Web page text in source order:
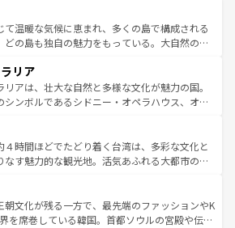
無料で観光を楽しむこともできる。 なお、新
情報はコンテンツ一覧 を参照してほしい。
大都市は、観光、ショッピング、エンターテイ
詰まった刺激的なスポットだ。一方、アメリカ
自然が広がり、グランドキャニオンやイエロー
オーリンズでは、音楽と美食が融合した独特の
。旅行者はアメリカの各地域で異なる魅力を楽
、その多様性と豊かな歴史を感じることができ
のスタイルだ。 なお、新着のアメリカ
テンツ一覧を参照してほしい。
て温暖な気候に恵まれ、多くの島で構成される
どの島も独自の魅力をもっている。大自然の神
逃せない。また、定番の観光地といえばオアフ
かな自然を求めるならマウイ島やカウアイ島が
エメラルドグリーンに輝く海をはじめ、豊かな
なしの心で訪れる人々を迎えてくれるハワイの
しいローカルフードやハワイアンミュージッ
なフラダンスなど、すべてがハワイの魅力を彩
ってほしい。 なお、新着のハワイ情報
ツ一覧を参照してほしい。
リア
リアは、壮大な自然と多様な文化が魅力の国。
シンボルであるシドニー・オペラハウス、オー
や大陸中央部にそびえるウルル（エアーズロッ
マニアの美しい原生林やケアンズの熱帯雨林な
ろがたくさん。また、カフェやワイン、オージ
ティビティも充実しており、サーフィンやダイ
イキングなど、アウトドア好きにはたまらな
トラリアの多彩な魅力を存分に味わいつくそ
４時間ほどでたどり着く台湾は、多彩な文化と
なす魅力的な観光地。活気あふれる大都市の台
つな山岳地帯である台湾東部など、都市の喧騒
けさが共存しており、訪れる人に新しい発見と
らしてくれる。また、奥深い台湾の食文化も魅
朝文化が残る一方で、最先端のファッションやK
を席巻している韓国。首都ソウルの宮殿や伝統